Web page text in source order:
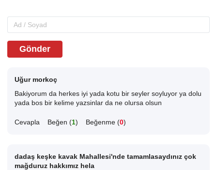
Gönder
Uğur morkoç
Bakiyorum da herkes iyi yada kotu bir seyler soyluyor ya dolu
yada bos bir kelime yazsinlar da ne olursa olsun
Cevapla Beğen (1) Beğenme (0)
dadaş keşke kavak Mahallesi'nde tamamlasaydınız çok
mağduruz hakkımız hela